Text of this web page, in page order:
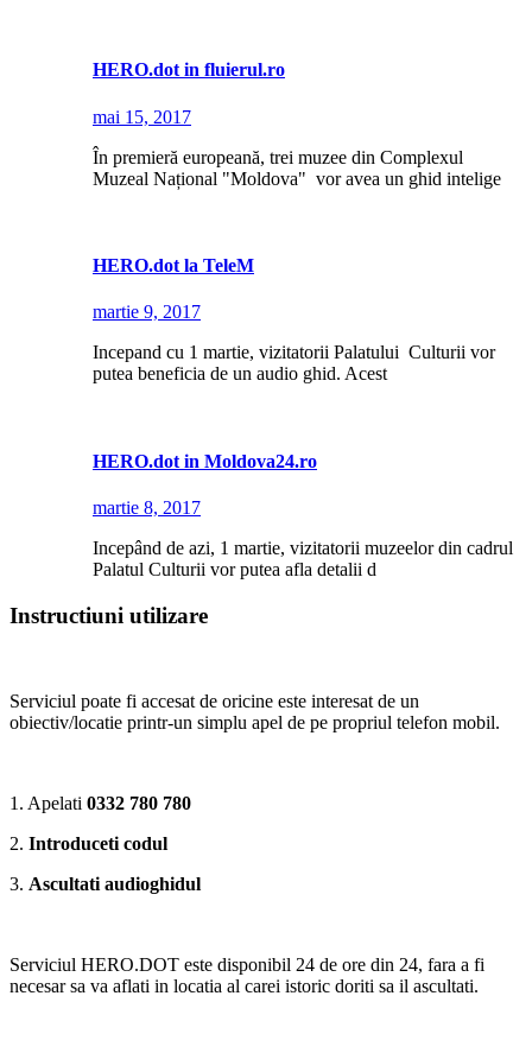
HERO.dot in fluierul.ro
mai 15, 2017
În premieră europeană, trei muzee din Complexul
Muzeal Național "Moldova" vor avea un ghid intelige
HERO.dot la TeleM
martie 9, 2017
Incepand cu 1 martie, vizitatorii Palatului Culturii vor
putea beneficia de un audio ghid. Acest
HERO.dot in Moldova24.ro
martie 8, 2017
Incepând de azi, 1 martie, vizitatorii muzeelor din cadrul
Palatul Culturii vor putea afla detalii d
Instructiuni utilizare
Serviciul poate fi accesat de oricine este interesat de un
obiectiv/locatie printr-un simplu apel de pe propriul telefon mobil.
1. Apelati 0332 780 780
2. Introduceti codul
3. Ascultati audioghidul
Serviciul HERO.DOT este disponibil 24 de ore din 24, fara a fi
necesar sa va aflati in locatia al carei istoric doriti sa il ascultati.